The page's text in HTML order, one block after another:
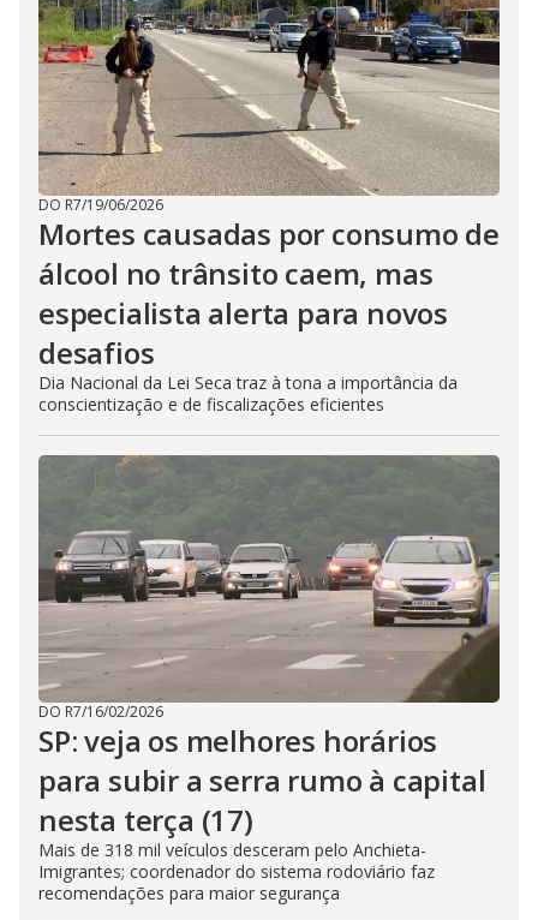
DO R7/19/06/2026
Mortes causadas por consumo de
álcool no trânsito caem, mas
especialista alerta para novos
desafios
Dia Nacional da Lei Seca traz à tona a importância da
conscientização e de fiscalizações eficientes
DO R7/16/02/2026
SP: veja os melhores horários
para subir a serra rumo à capital
nesta terça (17)
Mais de 318 mil veículos desceram pelo Anchieta-
Imigrantes; coordenador do sistema rodoviário faz
recomendações para maior segurança